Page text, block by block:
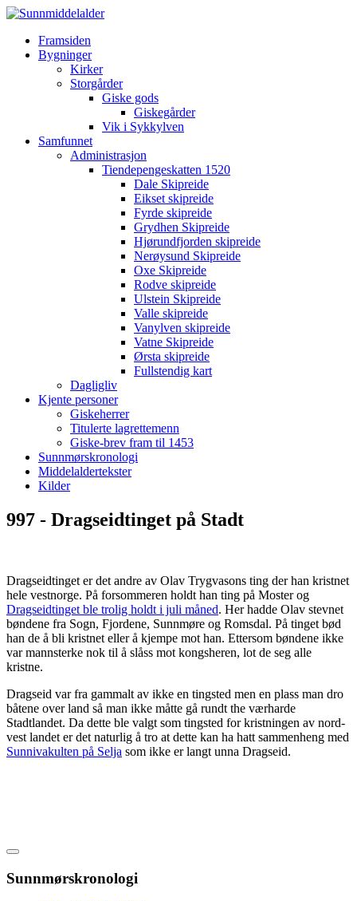
Framsiden
Bygninger
Kirker
Storgårder
Giske gods
Giskegårder
Vik i Sykkylven
Samfunnet
Administrasjon
Tiendepengeskatten 1520
Dale Skipreide
Eikset skipreide
Fyrde skipreide
Grydhen Skipreide
Hjørundfjorden skipreide
Nerøysund Skipreide
Oxe Skipreide
Rodve skipreide
Ulstein Skipreide
Valle skipreide
Vanylven skipreide
Vatne Skipreide
Ørsta skipreide
Fullstendig kart
Dagligliv
Kjente personer
Giskeherrer
Titulerte lagrettemenn
Giske-brev fram til 1453
Sunnmørskronologi
Middelaldertekster
Kilder
997 - Dragseidtinget på Stadt
Dragseidtinget er det andre av Olav Trygvasons ting der han kristnet
hele vestnorge. På forsommeren holdt han ting på Moster og
Dragseidtinget ble trolig holdt i juli måned. Her hadde Olav stevnet
bøndene fra Sogn, Fjordene, Sunnmøre og Romsdal. På tinget bød
han de å bli kristnet eller å kjempe mot han. Ettersom bøndene ikke
var mannsterke nok til å slåss mot kongsheren, lot de seg alle
kristne.
Dragseid var fra gammalt av ikke en tingsted men en plass man dro
båtene over land så man ikke måtte gå rundt the værharde
Stadtlandet. Da dette ble valgt som tingsted for kristningen av nord-
vest landet er det naturlig å tro at dette kan ha hatt sammenheng med
Sunnivakulten på Selja som ikke er langt unna Dragseid.
Sunnmørskronologi